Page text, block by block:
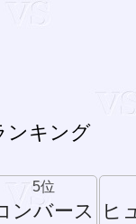
ンキング
5位
ンバース
ヒ